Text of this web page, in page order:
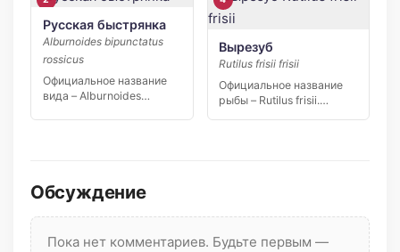
Русская быстрянка
Alburnoides bipunctatus
rossicus
Официальное название
вида – Alburnoides
Вырезуб
Rutilus frisii frisii
Официальное название
рыбы – Rutilus frisii.
Обсуждение
Пока нет комментариев. Будьте первым —